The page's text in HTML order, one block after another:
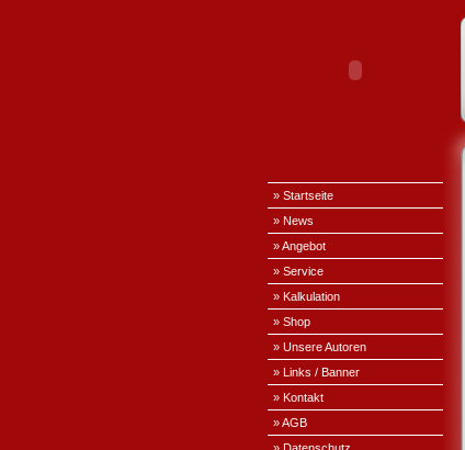
» Startseite
» News
» Angebot
» Service
» Kalkulation
» Shop
» Unsere Autoren
» Links / Banner
» Kontakt
» AGB